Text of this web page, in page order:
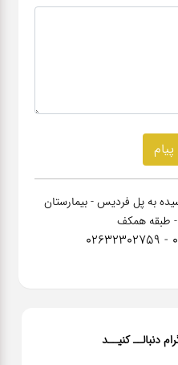
به پل فردیس - بیمارستان
دنبالــ کنیــد